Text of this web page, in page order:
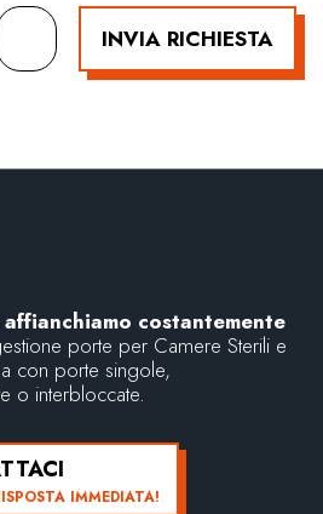
INVIA RICHIESTA
costantemente
porte per Camere Sterili e
con porte singole,
o interbloccate.
IMMEDIATA!